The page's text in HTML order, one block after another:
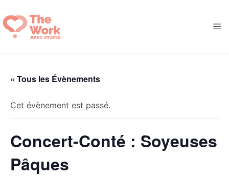
au
contenu
« Tous les Évènements
Cet évènement est passé.
Concert-Conté : Soyeuses
Pâques